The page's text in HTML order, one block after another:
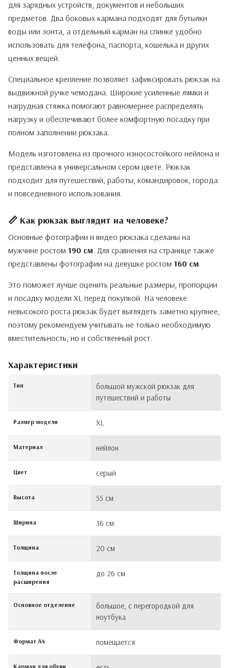
для зарядных устройств, документов и небольших
предметов. Два боковых кармана подходят для бутылки
воды или зонта, а отдельный карман на спинке удобно
использовать для телефона, паспорта, кошелька и других
ценных вещей.
Специальное крепление позволяет зафиксировать рюкзак на
выдвижной ручке чемодана. Широкие усиленные лямки и
нагрудная стяжка помогают равномернее распределять
нагрузку и обеспечивают более комфортную посадку при
полном заполнении рюкзака.
Модель изготовлена из прочного износостойкого нейлона и
представлена в универсальном сером цвете. Рюкзак
подходит для путешествий, работы, командировок, города
и повседневного использования.
📏 Как рюкзак выглядит на человеке?
Основные фотографии и видео рюкзака сделаны на
мужчине ростом 190 см . Для сравнения на странице также
представлены фотографии на девушке ростом 160 см
Это поможет лучше оценить реальные размеры, пропорции
и посадку модели XL перед покупкой. На человеке
невысокого роста рюкзак будет выглядеть заметно крупнее,
поэтому рекомендуем учитывать не только необходимую
вместительность, но и собственный рост.
Характеристики
Тип
большой мужской рюкзак для
путешествий и работы
Размер модели XL
Материал нейлон
Цвет серый
Высота 55 см
Ширина 36 см
Толщина 20 см
Толщина после
расширения
до 26 см
Основное отделение
большое, с перегородкой для
ноутбука
Формат А4 помещается
Карман для обуви